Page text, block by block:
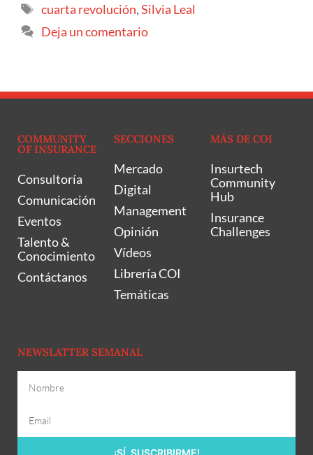
cuarta revolución,Silvia Leal
Deja un comentario
COMMUNITY
OF INSURANCE
Consultoría
Comunicación
Eventos
Talento &
Conocimiento
Contáctanos
SECCIONES
Mercado
Digital
Management
Opinión
Vídeos
Librería COI
Temáticas
MÁS DE COI
Insurtech
Community
Hub
Insurance
Challenges
NEWSLATTER SEMANAL